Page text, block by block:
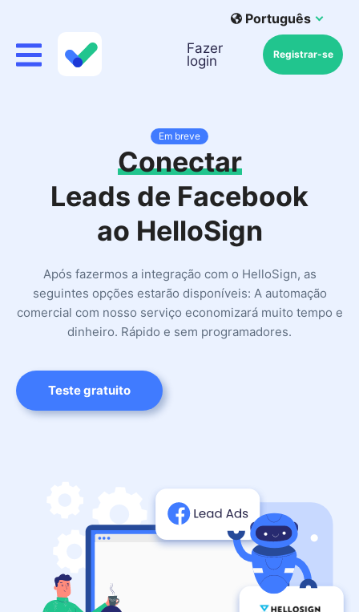
Português
Fazer
login
Registrar-se
Em breve
Conectar
Leads de Facebook
ao HelloSign
Após fazermos a integração com o HelloSign, as
seguintes opções estarão disponíveis: A automação
comercial com nosso serviço economizará muito tempo e
dinheiro. Rápido e sem programadores.
Teste gratuito